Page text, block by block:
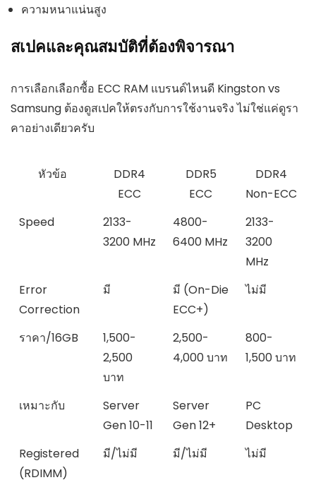
ความหนาแน่นสูง
สเปคและคุณสมบัติที่ต้องพิจารณา
การเลือกเลือกซื้อ ECC RAM แบรนด์ไหนดี Kingston vs
Samsung ต้องดูสเปคให้ตรงกับการใช้งานจริง ไม่ใช่แค่ดูรา
คาอย่างเดียวครับ
หัวข้อ
DDR4
ECC
DDR5
ECC
DDR4
Non-ECC
Speed
2133-
3200 MHz
4800-
6400 MHz
2133-
3200
MHz
Error
Correction
มี
มี (On-Die
ECC+)
ไม่มี
ราคา/16GB
1,500-
2,500
บาท
2,500-
4,000 บาท
800-
1,500 บาท
เหมาะกับ
Server
Gen 10-11
Server
Gen 12+
PC
Desktop
Registered
(RDIMM)
มี/ไม่มี มี/ไม่มี ไม่มี